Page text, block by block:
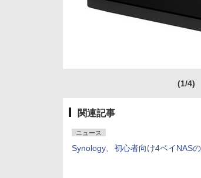
(1/4)
関連記事
ニュース
Synology、初心者向け4ベイNAS